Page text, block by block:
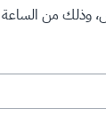
من الساعة 1-3 عصرًا .